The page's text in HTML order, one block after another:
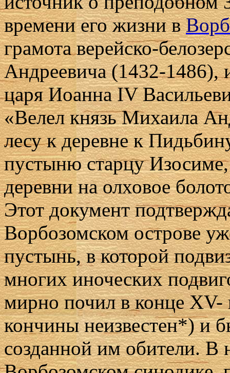
времени его жизни в
грамота верейско-
Андреевича (1432-1486),
царя Иоанна IV
«Велел князь Михаила
лесу к деревне к
пустыню старцу
деревни на олховое
Этот документ
Ворбозомском острове
пустынь, в которой
многих иноческих
мирно почил в конце XV-
кончины неизвестен*) и
созданной им обители. В